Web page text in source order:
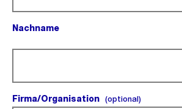
Nachname
Firma/Organisation (optional)(optional).